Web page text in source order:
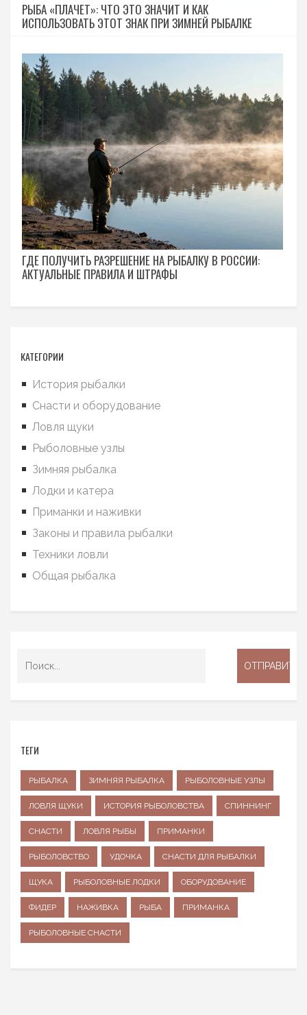
РЫБА «ПЛАЧЕТ»: ЧТО ЭТО ЗНАЧИТ И КАК
ИСПОЛЬЗОВАТЬ ЭТОТ ЗНАК ПРИ ЗИМНЕЙ РЫБАЛКЕ
ГДЕ ПОЛУЧИТЬ РАЗРЕШЕНИЕ НА РЫБАЛКУ В РОССИИ:
АКТУАЛЬНЫЕ ПРАВИЛА И ШТРАФЫ
КАТЕГОРИИ
История рыбалки
Снасти и оборудование
Ловля щуки
Рыболовные узлы
Зимняя рыбалка
Лодки и катера
Приманки и наживки
Законы и правила рыбалки
Техники ловли
Общая рыбалка
ТЕГИ
РЫБАЛКА ЗИМНЯЯ РЫБАЛКА РЫБОЛОВНЫЕ УЗЛЫ
ЛОВЛЯ ЩУКИ ИСТОРИЯ РЫБОЛОВСТВА СПИННИНГ
СНАСТИ ЛОВЛЯ РЫБЫ ПРИМАНКИ
РЫБОЛОВСТВО УДОЧКА СНАСТИ ДЛЯ РЫБАЛКИ
ЩУКА РЫБОЛОВНЫЕ ЛОДКИ ОБОРУДОВАНИЕ
ФИДЕР НАЖИВКА РЫБА ПРИМАНКА
РЫБОЛОВНЫЕ СНАСТИ